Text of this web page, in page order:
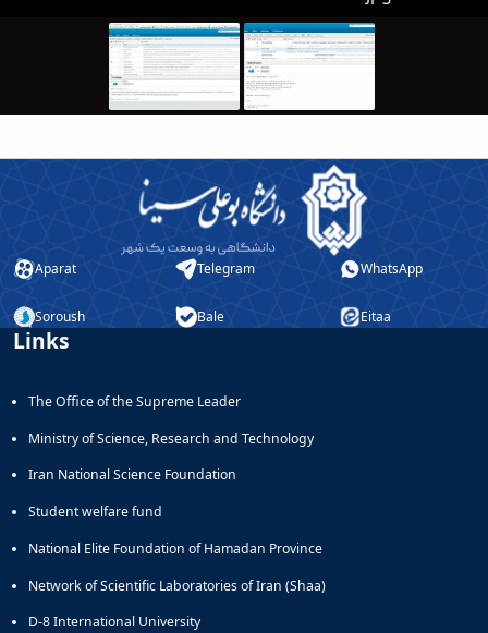
Aparat Telegram WhatsApp
Soroush Bale Eitaa
Links
The Office of the Supreme Leader
Ministry of Science, Research and Technology
Iran National Science Foundation
Student welfare fund
National Elite Foundation of Hamadan Province
Network of Scientific Laboratories of Iran (Shaa)
D-8 International University